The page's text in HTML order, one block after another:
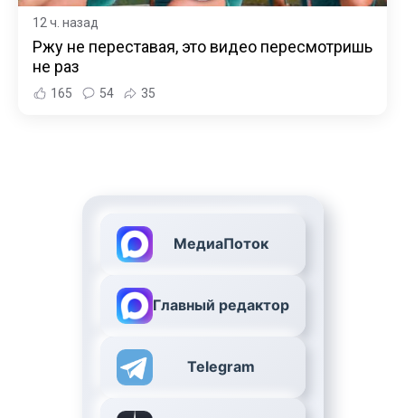
12 ч. назад
Ржу не переставая, это видео пересмотришь
не раз
165 54 35
МедиаПоток
Главный редактор
Telegram